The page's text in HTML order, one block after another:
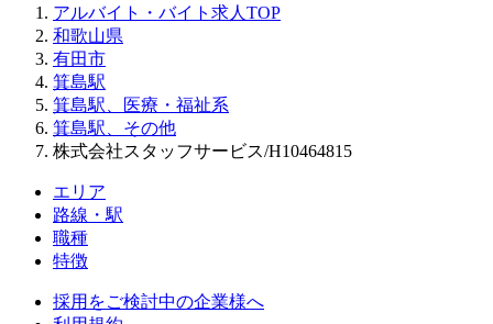
アルバイト・バイト求人TOP
和歌山県
有田市
箕島駅
箕島駅、医療・福祉系
箕島駅、その他
株式会社スタッフサービス/H10464815
エリア
路線・駅
職種
特徴
採用をご検討中の企業様へ